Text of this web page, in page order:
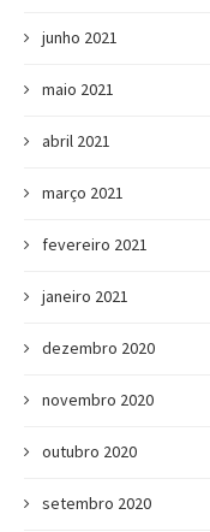
junho 2021
maio 2021
abril 2021
março 2021
fevereiro 2021
janeiro 2021
dezembro 2020
novembro 2020
outubro 2020
setembro 2020